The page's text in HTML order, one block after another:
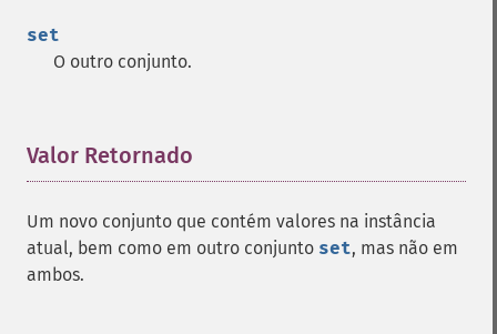
set
O outro conjunto.
Valor Retornado
Um novo conjunto que contém valores na instância
atual, bem como em outro conjunto set, mas não em
ambos.